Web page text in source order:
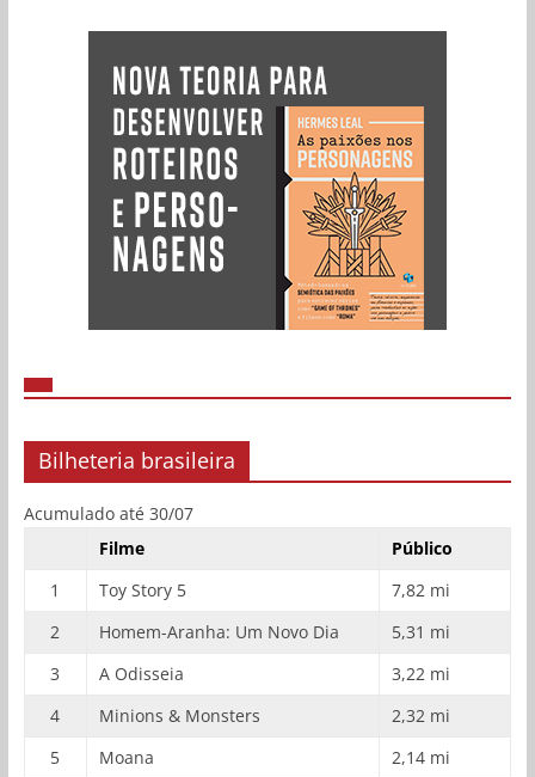
Bilheteria brasileira
Acumulado até 30/07
Filme
Público
1
Toy Story 5
7,82 mi
2
Homem-Aranha: Um Novo Dia
5,31 mi
3
A Odisseia
3,22 mi
4
Minions & Monsters
2,32 mi
5
Moana
2,14 mi